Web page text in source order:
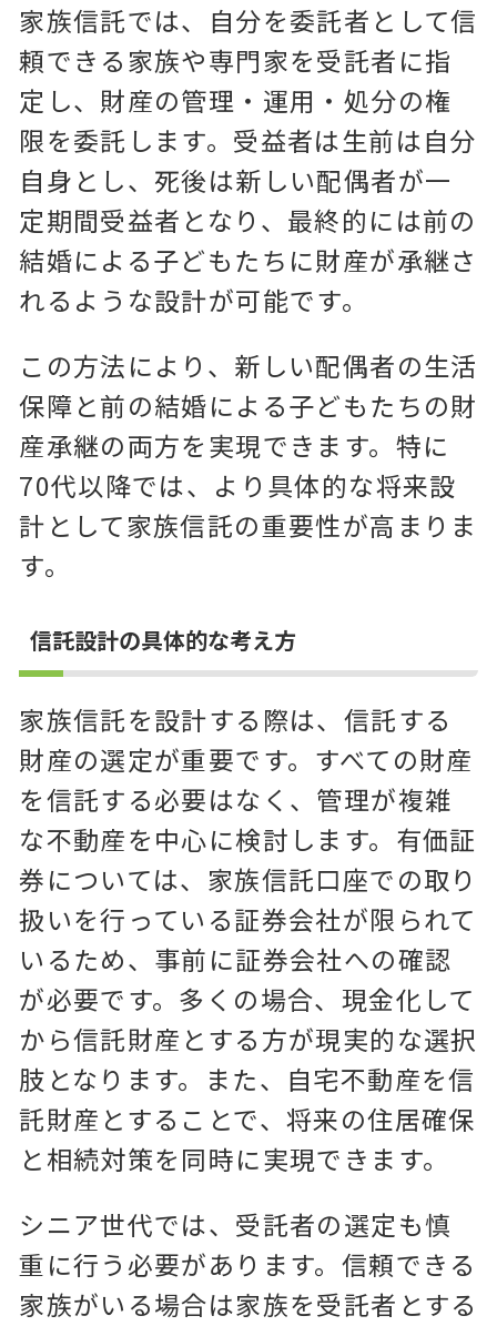
家族信託では、自分を委託者として信
頼できる家族や専門家を受託者に指
定し、財産の管理・運用・処分の権
限を委託します。受益者は生前は自分
自身とし、死後は新しい配偶者が一
定期間受益者となり、最終的には前の
結婚による子どもたちに財産が承継さ
れるような設計が可能です。
この方法により、新しい配偶者の生活
保障と前の結婚による子どもたちの財
産承継の両方を実現できます。特に
70代以降では、より具体的な将来設
計として家族信託の重要性が高まりま
す。
信託設計の具体的な考え方
家族信託を設計する際は、信託する
財産の選定が重要です。すべての財産
を信託する必要はなく、管理が複雑
な不動産を中心に検討します。有価証
券については、家族信託口座での取り
扱いを行っている証券会社が限られて
いるため、事前に証券会社への確認
が必要です。多くの場合、現金化して
から信託財産とする方が現実的な選択
肢となります。また、自宅不動産を信
託財産とすることで、将来の住居確保
と相続対策を同時に実現できます。
シニア世代では、受託者の選定も慎
重に行う必要があります。信頼できる
家族がいる場合は家族を受託者とする